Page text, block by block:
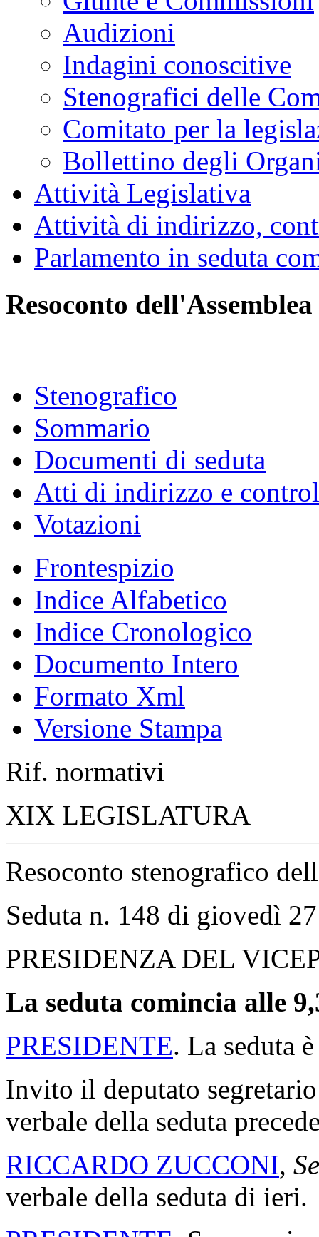
Audizioni
Indagini conoscitive
Stenografici delle
Comitato per la
Bollettino degli
Attività Legislativa
Attività di indirizzo,
Parlamento in seduta
Resoconto dell'Assemblea
Stenografico
Sommario
Documenti di seduta
Atti di indirizzo e
Votazioni
Frontespizio
Indice Alfabetico
Indice Cronologico
Documento Intero
Formato Xml
Versione Stampa
Rif. normativi
XIX LEGISLATURA
Resoconto stenografico
Seduta n. 148 di giovedì
PRESIDENZA DEL
La seduta comincia alle
PRESIDENTE. La seduta
Invito il deputato
verbale della seduta
RICCARDO ZUCCONI,
verbale della seduta di ieri.